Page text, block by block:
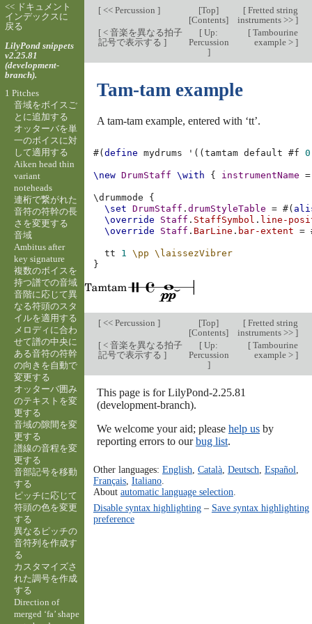
[<< Percussion ] [Top]
[Contents]
[Fretted string
instruments >> ]
[< 音楽を異なる拍子
記号で表示する ]
[ Up:
Percussion
]
[Tambourine
example > ]
Tam-tam example
A tam-tam example, entered with ‘tt’.
#(define mydrums ' ((tamtam default #f 0
\new DrumStaff \with { instrumentName =
\drummode
{
\set
DrumStaff .drumStyleTable = #(
\override
Staff . StaffSymbol . line-
\override
Staff . BarLine . bar-extent =
tt 1 \pp
\laissezVibrer
}
[<< Percussion ] [Top]
[Contents]
[Fretted string
instruments >> ]
[< 音楽を異なる拍子
記号で表示する ]
[ Up:
Percussion
]
[Tambourine
example > ]
This page is for LilyPond-2.25.81
(development-branch).
We welcome your aid; please help usby
reporting errors to ourbug list.
Other languages: English Català, Deutsch Español
Français, Italiano.
About automatic language selection
Disable syntax highlighting– Save syntax highlighting
preference
<< ドキュメント
インデックスに
戻る
LilyPond snippets
v2.25.81
(development-
branch).
1 Pitches
音域をボイスご
とに追加する
オッターバを単
一のボイスに対
して適用する
Aiken head thin
variant
noteheads
連桁で繋がれた
音符の符幹の長
さを変更する
音域
Ambitus after
key signature
複数のボイスを
持つ譜での音域
音階に応じて異
なる符頭のスタ
イルを適用する
メロディに合わ
せて譜の中央に
ある音符の符幹
の向きを自動で
変更する
オッターバ囲み
のテキストを変
更する
音域の隙間を変
更する
譜線の音程を変
更する
音部記号を移動
する
ピッチに応じて
符頭の色を変更
する
異なるピッチの
音符列を作成す
る
カスタマイズさ
れた調号を作成
する
Direction of
merged ‘fa’ shape